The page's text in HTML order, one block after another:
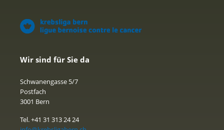
Wir sind für Sie da
Schwanengasse 5/7
Postfach
3001 Bern
Tel. +41 31 313 24 24